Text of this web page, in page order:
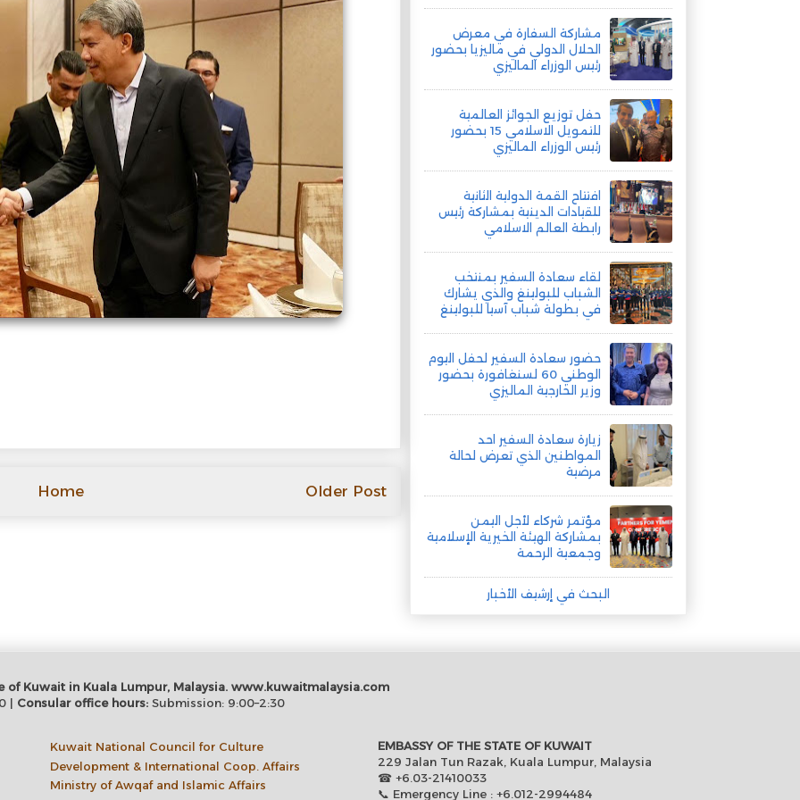
Older Post
Home
مشاركة السفارة في معرض
الحلال الدولي في ماليزيا بحضور
رئيس الوزراء الماليزي
حفل توزيع الجوائز العالمية
للتمويل الاسلامي 15 بحضور
رئيس الوزراء الماليزي
افتتاح القمة الدولية الثانية
للقيادات الدينية بمشاركة رئيس
رابطة العالم الاسلامي
لقاء سعادة السفير بمنتخب
الشباب للبولينغ والذي يشارك
في بطولة شباب آسيا للبولينغ
حضور سعادة السفير لحفل اليوم
الوطني 60 لسنغافورة بحضور
وزير الخارجية الماليزي
زيارة سعادة السفير احد
المواطنين الذي تعرض لحالة
مرضية
مؤتمر شركاء لأجل اليمن
بمشاركة الهيئة الخيرية الإسلامية
وجمعية الرحمة
البحث في إرشيف الأخبار
of Kuwait in Kuala Lumpur, Malaysia. www.kuwaitmalaysia.com
| Consular office hours: Submission: 9:00–2:30
Kuwait National Council for Culture
Development & International Coop. Affairs
Ministry of Awqaf and Islamic Affairs
EMBASSY OF THE STATE OF KUWAIT
229 Jalan Tun Razak, Kuala Lumpur, Malaysia
☎ +6.03-21410033
📞 Emergency Line : +6.012-2994484